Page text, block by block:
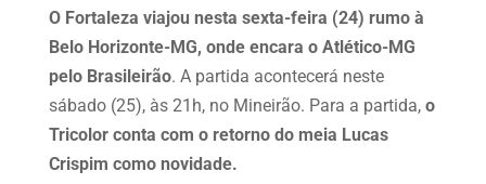
O Fortaleza viajou nesta sexta-feira (24) rumo à
Belo Horizonte-MG, onde encara o Atlético-MG
pelo Brasileirão. A partida acontecerá neste
sábado (25), às 21h, no Mineirão. Para a partida, o
Tricolor conta com o retorno do meia Lucas
Crispim como novidade.